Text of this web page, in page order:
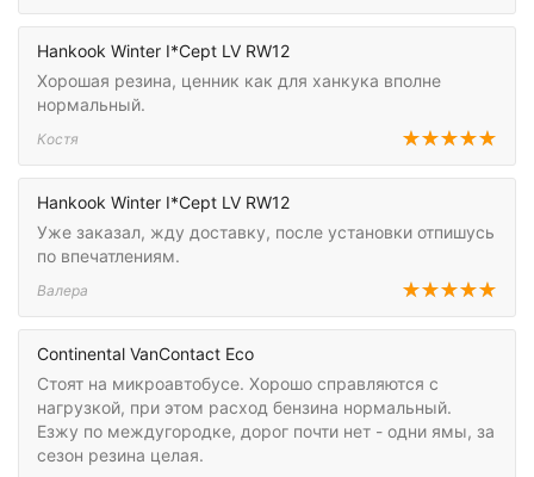
Hankook Winter I*Cept LV RW12
Хорошая резина, ценник как для ханкука вполне
нормальный.
Костя
Hankook Winter I*Cept LV RW12
Уже заказал, жду доставку, после установки отпишусь
по впечатлениям.
Валера
Continental VanContact Eco
Стоят на микроавтобусе. Хорошо справляются с
нагрузкой, при этом расход бензина нормальный.
Езжу по междугородке, дорог почти нет - одни ямы, за
сезон резина целая.